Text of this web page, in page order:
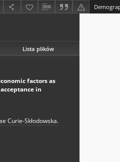
Lista plików
factors as
in
Curie-Skłodowska.